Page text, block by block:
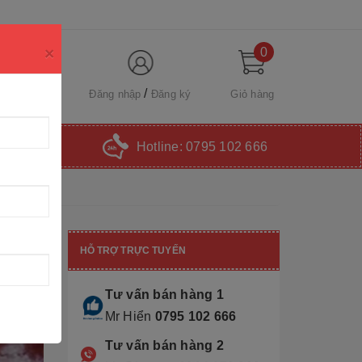
Đăng nhập Đăng ký
0
Giỏ hàng
Hotline: 0795 102 666
×
HỖ TRỢ TRỰC TUYẾN
Tư vấn bán hàng 1
Mr Hiển 0795 102 666
Tư vấn bán hàng 2